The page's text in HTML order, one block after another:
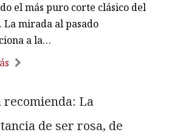
el más puro corte clásico del
La mirada al pasado
a la…
recomienda: La
de ser rosa, de